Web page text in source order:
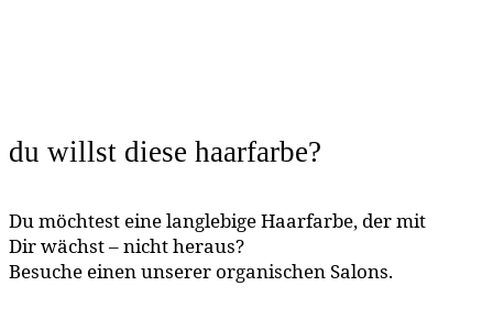
du willst diese haarfarbe?
Du möchtest eine langlebige Haarfarbe, der mit
Dir wächst – nicht heraus?
Besuche einen unserer organischen Salons.